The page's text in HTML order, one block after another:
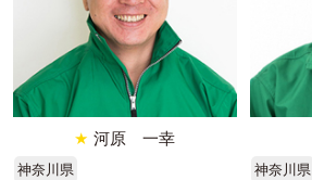
★ 河原 一幸
神奈川県 神奈川県